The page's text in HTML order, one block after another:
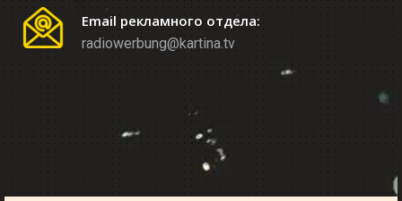
Email рекламного отдела:
radiowerbung@kartina.tv